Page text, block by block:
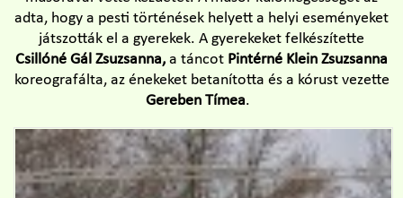
adta, hogy a pesti történések helyett a helyi eseményeket
játszották el a gyerekek. A gyerekeket felkészítette
Csillóné Gál Zsuzsanna, a táncot Pintérné Klein Zsuzsanna
koreografálta, az énekeket betanította és a kórust vezette
Gereben Tímea.